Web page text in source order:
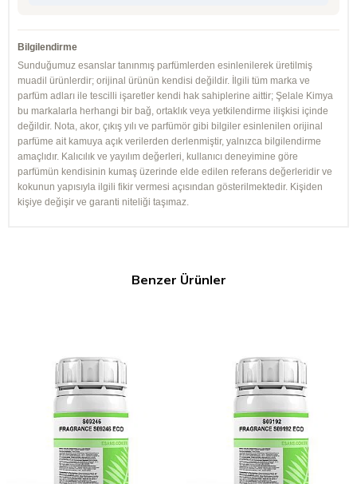
Bilgilendirme
Sunduğumuz esanslar tanınmış parfümlerden esinlenilerek üretilmiş
muadil ürünlerdir; orijinal ürünün kendisi değildir. İlgili tüm marka ve
parfüm adları ile tescilli işaretler kendi hak sahiplerine aittir; Şelale Kimya
bu markalarla herhangi bir bağ, ortaklık veya yetkilendirme ilişkisi içinde
değildir. Nota, akor, çıkış yılı ve parfümör gibi bilgiler esinlenilen orijinal
parfüme ait kamuya açık verilerden derlenmiştir, yalnızca bilgilendirme
amaçlıdır. Kalıcılık ve yayılım değerleri, kullanıcı deneyimine göre
parfümün kendisinin kumaş üzerinde elde edilen referans değerleridir ve
kokunun yapısıyla ilgili fikir vermesi açısından gösterilmektedir. Kişiden
kişiye değişir ve garanti niteliği taşımaz.
Benzer Ürünler